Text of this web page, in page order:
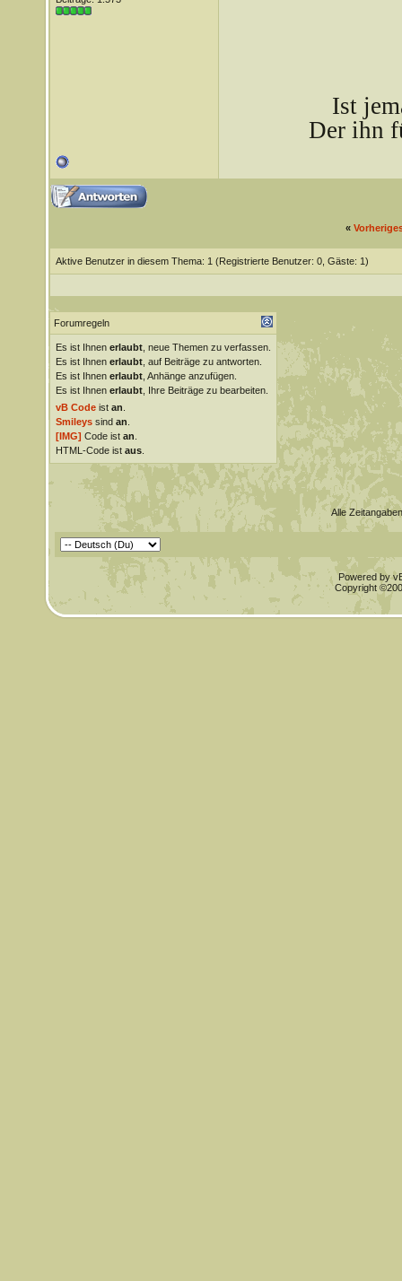
Ist
Der ihn
«
Aktive Benutzer in diesem Thema: 1 (Registrierte Benutzer: 0, Gäste: 1)
Forumregeln
Es ist Ihnen erlaubt, neue Themen zu verfassen.
Es ist Ihnen erlaubt, auf Beiträge zu antworten.
Es ist Ihnen erlaubt, Anhänge anzufügen.
Es ist Ihnen erlaubt, Ihre Beiträge zu bearbeiten.
vB Codeist an
Smileyssind an
[IMG] Code ist an
HTML-Code ist aus.
Alle
Powered by
Copyright